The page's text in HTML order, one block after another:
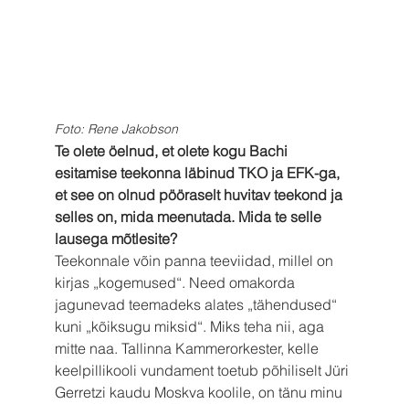
Foto: Rene Jakobson
Te olete öelnud, et olete kogu Bachi
esitamise teekonna läbinud TKO ja EFK-ga,
et see on olnud pööraselt huvitav teekond ja
selles on, mida meenutada. Mida te selle
lausega mõtlesite?
Teekonnale võin panna teeviidad, millel on
kirjas „kogemused“. Need omakorda
jagunevad teemadeks alates „tähendused“
kuni „kõiksugu miksid“. Miks teha nii, aga
mitte naa. Tallinna Kammerorkester, kelle
keelpillikooli vundament toetub põhiliselt Jüri
Gerretzi kaudu Moskva koolile, on tänu minu